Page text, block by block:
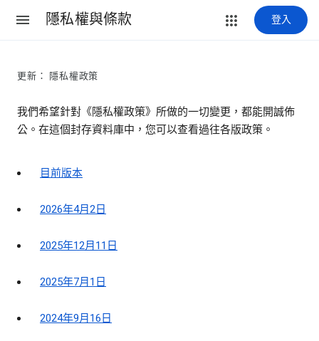
隱私權與條款 登入
更新： 隱私權政策
我們希望針對《隱私權政策》所做的一切變更，都能開誠佈
公。在這個封存資料庫中，您可以查看過往各版政策。
目前版本
2026年4月2日
2025年12月11日
2025年7月1日
2024年9月16日